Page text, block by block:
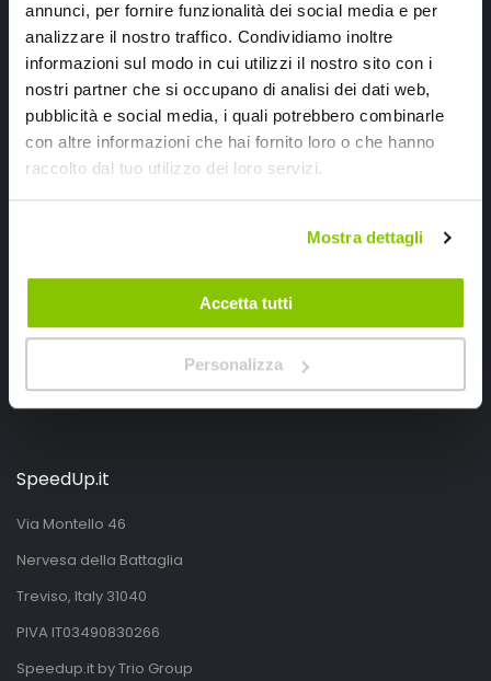
annunci, per fornire funzionalità dei social media e per
analizzare il nostro traffico. Condividiamo inoltre
informazioni sul modo in cui utilizzi il nostro sito con i
nostri partner che si occupano di analisi dei dati web,
pubblicità e social media, i quali potrebbero combinarle
con altre informazioni che hai fornito loro o che hanno
raccolto dal tuo utilizzo dei loro servizi.
Mostra dettagli
Accetta tutti
Personalizza
Ho letto e accettato il documentoprivacy policy
Iscrivimi
SpeedUp.it
Via Montello 46
Nervesa della Battaglia
Treviso, Italy 31040
PIVA IT03490830266
Speedup.it by Trio Group